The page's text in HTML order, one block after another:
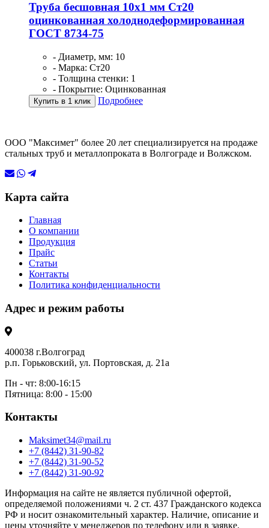
Труба бесшовная 10х1 мм Ст20
оцинкованная холоднодеформированная
ГОСТ 8734-75
- Диаметр, мм: 10
- Марка: Ст20
- Толщина стенки: 1
- Покрытие: Оцинкованная
Купить в 1 клик Подробнее
ООО "Максимет" более 20 лет специализируется на продаже
стальных труб и металлопроката в Волгограде и Волжском.
Карта сайта
Главная
О компании
Продукция
Прайс
Статьи
Контакты
Политика конфиденциальности
Адрес и режим работы
400038 г.Волгоград
р.п. Горьковский, ул. Портовская, д. 21а
Пн - чт: 8:00-16:15
Пятница: 8:00 - 15:00
Контакты
Maksimet34@mail.ru
+7 (8442) 31-90-82
+7 (8442) 31-90-52
+7 (8442) 31-90-92
Информация на сайте не является публичной офертой,
определяемой положениями ч. 2 ст. 437 Гражданского кодекса
РФ и носит ознакомительный характер. Наличие, описание и
цены уточняйте у менеджеров по телефону или в заявке.